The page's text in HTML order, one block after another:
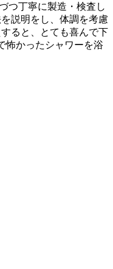
つ丁寧に製造・検査し
説明をし、体調を考慮
ると、とても喜んで下
怖かったシャワーを浴